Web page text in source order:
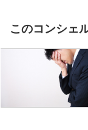
このコンシェ